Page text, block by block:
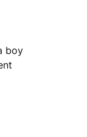
boy